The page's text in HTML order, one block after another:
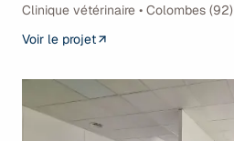
Clinique vétérinaire • Colombes (92)
Voir le projet